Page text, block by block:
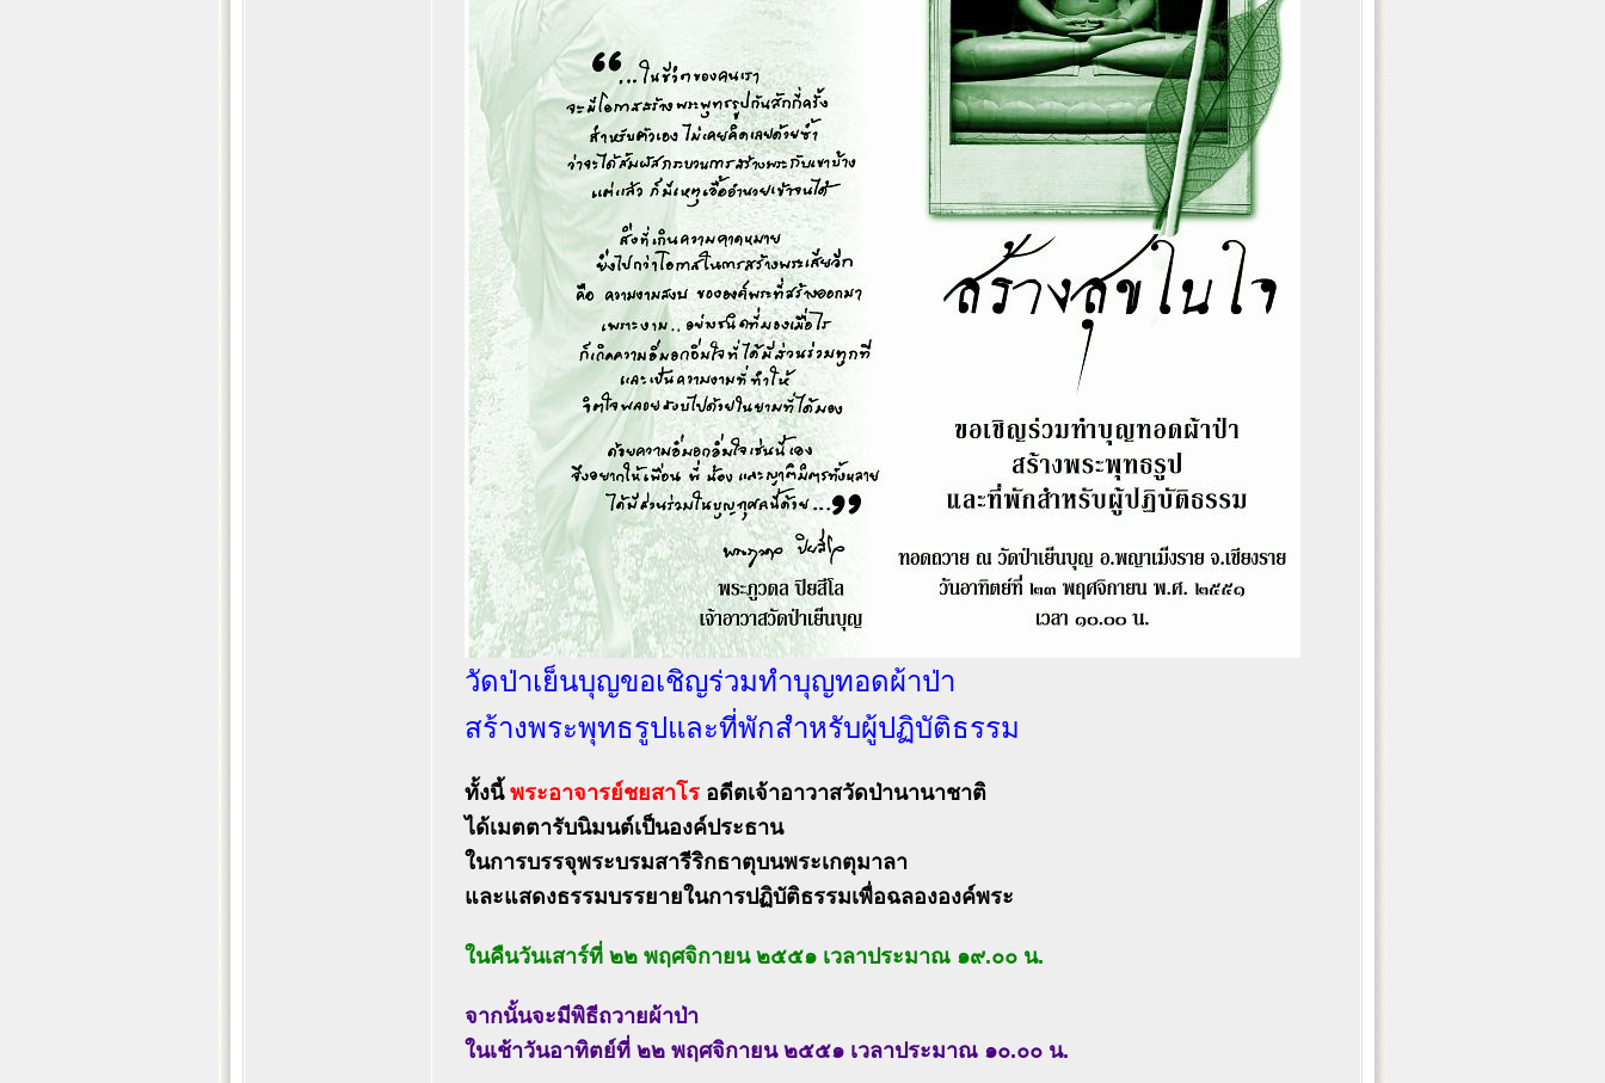
วัดป่าเย็นบุญขอเชิญร่วมทำบุญทอดผ้าป่า
สร้างพระพุทธรูปและที่พักสำหรับผู้ปฏิบัติธรรม
ทั้งนี้ พระอาจารย์ชยสาโรอดีตเจ้าอาวาสวัดป่านานาชาติ
ได้เมตตารับนิมนต์เป็นองค์ประธาน
ในการบรรจุพระบรมสารีริกธาตุบนพระเกตุมาลา
และแสดงธรรมบรรยายในการปฏิบัติธรรมเพื่อฉลององค์พระ
ในคืนวันเสาร์ที่ ๒๒ พฤศจิกายน ๒๕๕๑ เวลาประมาณ ๑๙.๐๐ น.
จากนั้นจะมีพิธีถวายผ้าป่า
ในเช้าวันอาทิตย์ที่ ๒๒ พฤศจิกายน ๒๕๕๑ เวลาประมาณ ๑๐.๐๐ น.